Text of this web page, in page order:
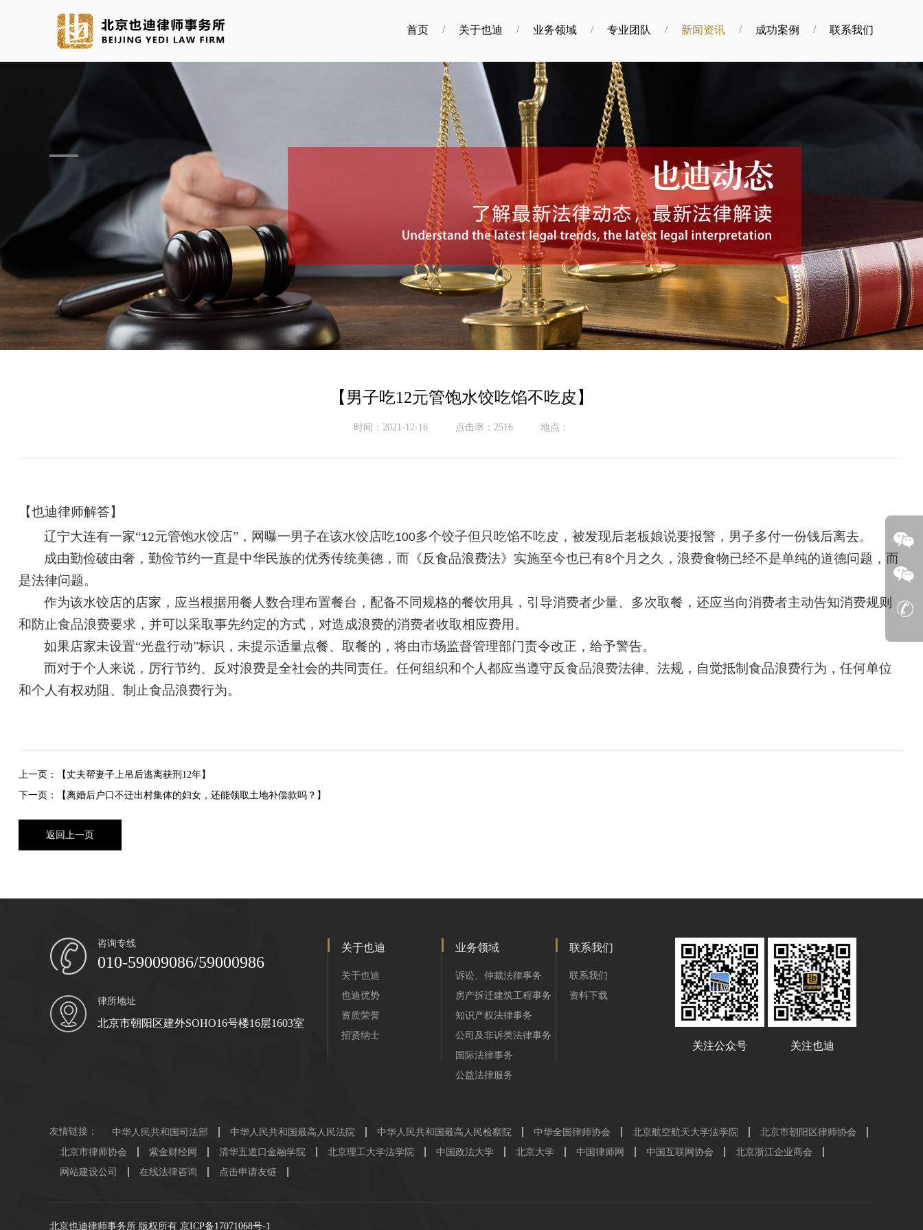
首页 / 关于也迪 / 业务领域 / 专业团队 / 新闻资讯 / 成功案例 / 联系我们
【男子吃12元管饱水饺吃馅不吃皮】
时间：2021-12-16 点击率：2516 地点：
【也迪律师解答】
辽宁大连有一家“12元管饱水饺店”， 网曝一男子在该水饺店吃100多个饺子但 只吃馅不吃皮，被发现后老板娘说要报警，男子多付一份钱后离去。
成由勤俭破由奢，勤俭节约一直是中华民族的优秀传统美德，而《反食品浪费法》实施至今也已有8个月之久，浪费食物已经不是单纯的道德问题，而
是法律问题。
作为该水饺店的店家，应当根据用餐人数合理布置餐台，配备不同规格的餐饮用具，引导消费者少量、多次取餐，还应当向消费者主动告知消费规则
和防止食品浪费要求，并可以采取事先约定的方式，对造成浪费的消费者收取相应费用。
如果店家未设置“光盘行动”标识，未提示适量点餐、取餐的，将由市场监督管理部门责令改正，给予警告。
而对于个人来说，厉行节约、反对浪费是全社会的共同责任。任何组织和个人都应当遵守反食品浪费法律、法规，自觉抵制食品浪费行为，任何单位
和个人有权劝阻、制止食品浪费行为。
上一页：【丈夫帮妻子上吊后逃离获刑12年】
下一页：【离婚后户口不迁出村集体的妇女，还能领取土地补偿款吗？】
返回上一页
咨询专线
010-59009086/59000986
律所地址
北京市朝阳区建外SOHO16号楼16层1603室
关于也迪
关于也迪
也迪优势
资质荣誉
招贤纳士
业务领域
诉讼、仲裁法律事务
房产拆迁建筑工程事务
知识产权法律事务
公司及非诉类法律事务
国际法律事务
公益法律服务
联系我们
联系我们
资料下载
关注公众号 关注也迪
友情链接： 中华人民共和国司法部 中华人民共和国最高人民法院 中华人民共和国最高人民检察院 中华全国律师协会 北京航空航天大学法学院
北京市朝阳区律师协会
北京市律师协会
紫金财经网 清华五道口金融学院 北京理工大学法学院 中国政法大学 北京大学 中国律师网 中国互联网协会
北京浙江企业商会
网站建设公司
在线法律咨询 点击申请友链
北京也迪律师事务所 版权所有 京ICP备17071068号-1